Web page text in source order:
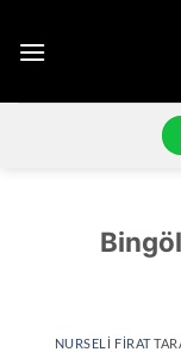
atla
NURSELI FIRAT